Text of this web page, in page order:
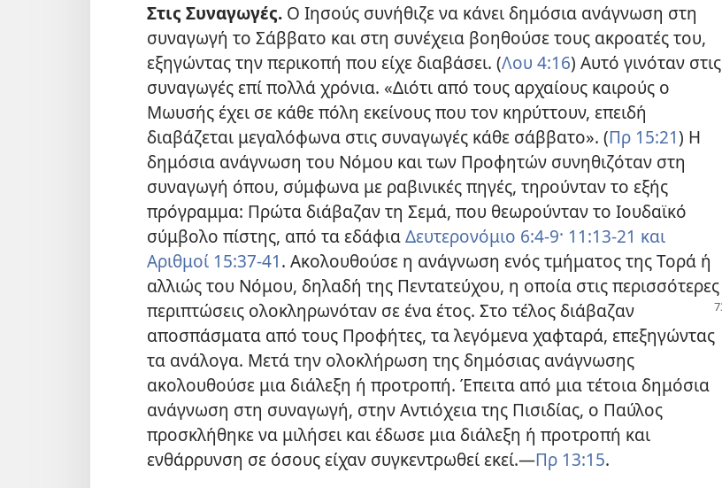
Στις Συναγωγές. Ο Ιησούς συνήθιζε να κάνει δημόσια ανάγνωση στη
συναγωγή το Σάββατο και στη συνέχεια βοηθούσε τους ακροατές του,
εξηγώντας την περικοπή που είχε διαβάσει. (Λου 4:16) Αυτό γινόταν στις
συναγωγές επί πολλά χρόνια. «Διότι από τους αρχαίους καιρούς ο
Μωυσής έχει σε κάθε πόλη εκείνους που τον κηρύττουν, επειδή
διαβάζεται μεγαλόφωνα στις συναγωγές κάθε σάββατο». (Πρ 15:21) Η
δημόσια ανάγνωση του Νόμου και των Προφητών συνηθιζόταν στη
συναγωγή όπου, σύμφωνα με ραβινικές πηγές, τηρούνταν το εξής
πρόγραμμα: Πρώτα διάβαζαν τη Σεμά, που θεωρούνταν το Ιουδαϊκό
σύμβολο πίστης, από τα εδάφιαΔευτερονόμιο 6:4-9· 11:13-21 και
Αριθμοί 15:37-41. Ακολουθούσε η ανάγνωση ενός τμήματος της Τορά ή
αλλιώς του Νόμου, δηλαδή της Πεντατεύχου, η οποία στις περισσότερες
περιπτώσεις ολοκληρωνόταν σε ένα έτος. Στο τέλοςδιάβαζαν
αποσπάσματα από τους Προφήτες, τα λεγόμενα χαφταρά, επεξηγώντας
τα ανάλογα. Μετά την ολοκλήρωση της δημόσιας ανάγνωσης
ακολουθούσε μια διάλεξη ή προτροπή. Έπειτα από μια τέτοια δημόσια
ανάγνωση στη συναγωγή, στην Αντιόχεια της Πισιδίας, ο Παύλος
προσκλήθηκε να μιλήσει και έδωσε μια διάλεξη ή προτροπή και
ενθάρρυνση σε όσους είχαν συγκεντρωθεί εκεί.—Πρ 13:15.